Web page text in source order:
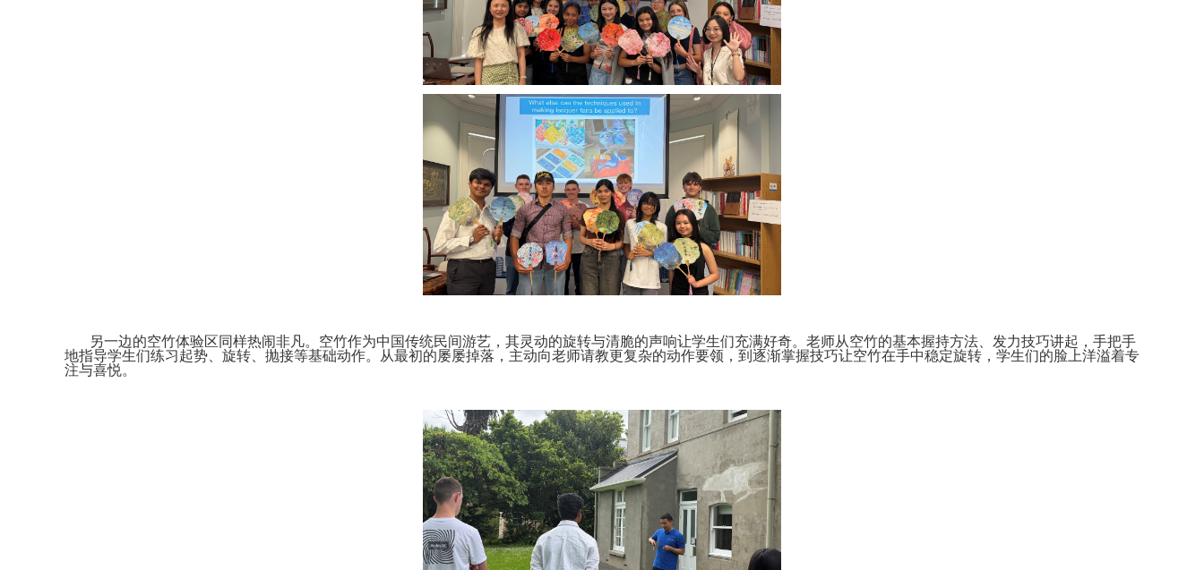
另一边的空竹体验区同样热闹非凡。空竹作为中国传统民间游艺，其灵动的旋转与清脆的声响让学生们充满好奇。老师从空竹的基本握持方法、发力技巧讲起，手把手
地指导学生们练习起势、旋转、抛接等基础动作。从最初的屡屡掉落，主动向老师请教更复杂的动作要领，到逐渐掌握技巧让空竹在手中稳定旋转，学生们的脸上洋溢着专
注与喜悦。